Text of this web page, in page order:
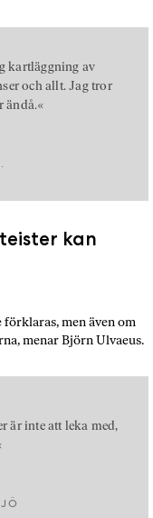
kartläggning av
och allt. Jag tror
ändå.«
kan
men även om
menar Björn Ulvaeus.
är inte att leka med,